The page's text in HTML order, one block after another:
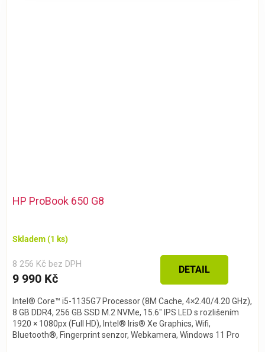
HP ProBook 650 G8
Skladem(1 ks)
8 256 Kč bez DPH
9 990 Kč
DETAIL
Intel® Core™ i5-1135G7 Processor (8M Cache, 4×2.40/4.20 GHz),
8 GB DDR4, 256 GB SSD M.2 NVMe, 15.6″ IPS LED s rozlišením
1920 × 1080px (Full HD), Intel® Iris® Xe Graphics, Wifi,
Bluetooth®, Fingerprint senzor, Webkamera, Windows 11 Pro